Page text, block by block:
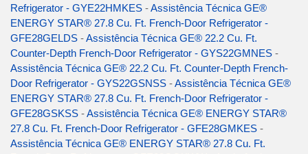
Refrigerator - GYE22HMKES -Assistência Técnica GE®
ENERGY STAR® 27.8 Cu. Ft. French-Door Refrigerator -
GFE28GELDS -Assistência Técnica GE® 22.2 Cu. Ft.
Counter-Depth French-Door Refrigerator - GYS22GMNES -
Assistência Técnica GE® 22.2 Cu. Ft. Counter-Depth French-
Door Refrigerator - GYS22GSNSS -Assistência Técnica GE®
ENERGY STAR® 27.8 Cu. Ft. French-Door Refrigerator -
GFE28GSKSS -Assistência Técnica GE® ENERGY STAR®
27.8 Cu. Ft. French-Door Refrigerator - GFE28GMKES -
Assistência Técnica GE® ENERGY STAR® 27.8 Cu. Ft.